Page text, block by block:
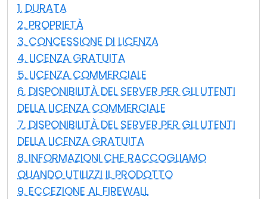
1. DURATA
2. PROPRIETÀ
3. CONCESSIONE DI LICENZA
4. LICENZA GRATUITA
5. LICENZA COMMERCIALE
6. DISPONIBILITÀ DEL SERVER PER GLI UTENTI
DELLA LICENZA COMMERCIALE
7. DISPONIBILITÀ DEL SERVER PER GLI UTENTI
DELLA LICENZA GRATUITA
8. INFORMAZIONI CHE RACCOGLIAMO
QUANDO UTILIZZI IL PRODOTTO
9. ECCEZIONE AL FIREWALL
Cloud e On-Premise